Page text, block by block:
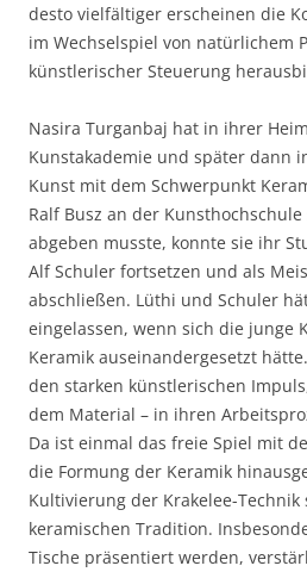
desto vielfältiger erscheinen die
im Wechselspiel von natürlichem
künstlerischer Steuerung
Nasira Turganbaj hat in ihrer
Kunstakademie und später dann
Kunst mit dem Schwerpunkt
Ralf Busz an der
abgeben musste, konnte sie ihr
Alf Schuler fortsetzen und als
abschließen. Lüthi und Schuler
eingelassen, wenn sich die junge
Keramik auseinandergesetzt
den starken künstlerischen
dem Material – in ihren
Da ist einmal das freie Spiel mit
die Formung der Keramik
Kultivierung der Krakelee-
keramischen Tradition.
Tische präsentiert werden,